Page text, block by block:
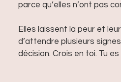
parce qu’elles n’ont pas
Elles laissent la peur et
d’attendre plusieurs
décision. Crois en toi. Tu